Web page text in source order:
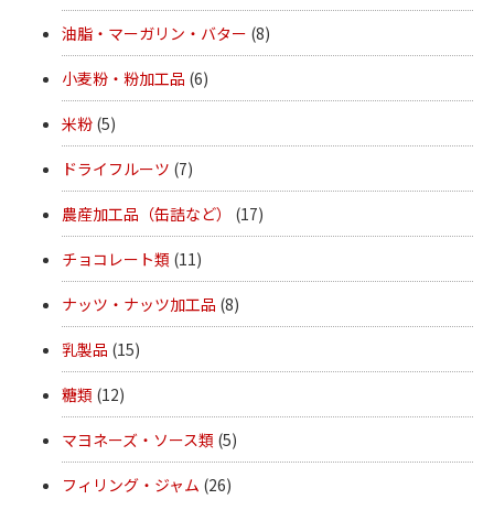
油脂・マーガリン・バター (8)
小麦粉・粉加工品 (6)
米粉 (5)
ドライフルーツ (7)
農産加工品（缶詰など） (17)
チョコレート類 (11)
ナッツ・ナッツ加工品 (8)
乳製品 (15)
糖類 (12)
マヨネーズ・ソース類 (5)
フィリング・ジャム (26)